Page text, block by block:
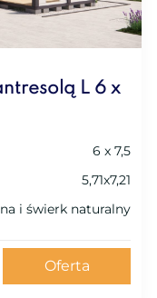
L 6 x
6 x 7,5
5,71x7,21
i świerk naturalny
Oferta